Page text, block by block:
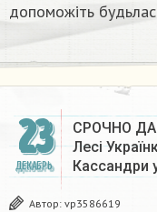
допоможіть
23
ДЕКАБРЬ
СРОЧНО
Лесі
Кассандри
Автор: vp3586619